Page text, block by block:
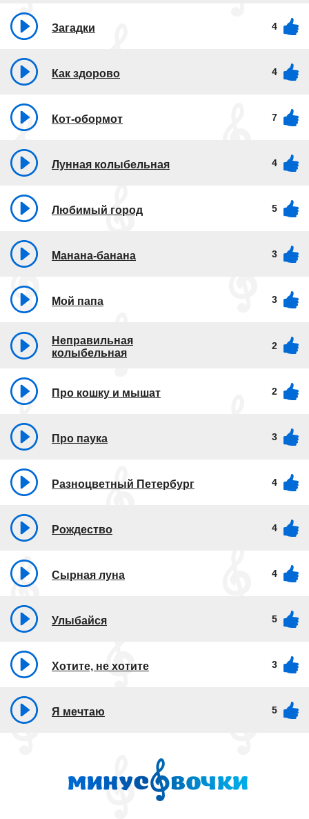
Загадки 4
Как здорово 4
Кот-обормот 7
Лунная колыбельная 4
Любимый город 5
Манана-банана 3
Мой папа 3
Неправильная
колыбельная
2
Про кошку и мышат 2
Про паука 3
Разноцветный Петербург 4
Рождество 4
Сырная луна 4
Улыбайся 5
Хотите, не хотите 3
Я мечтаю 5